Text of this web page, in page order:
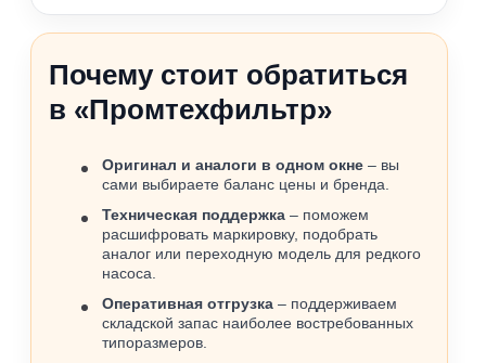
Почему стоит обратиться
в «Промтехфильтр»
Оригинал и аналоги в одном окне – вы
сами выбираете баланс цены и бренда.
Техническая поддержка – поможем
расшифровать маркировку, подобрать
аналог или переходную модель для редкого
насоса.
Оперативная отгрузка – поддерживаем
складской запас наиболее востребованных
типоразмеров.